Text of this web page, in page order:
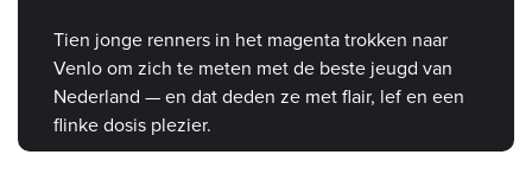
Tien jonge renners in het magenta trokken naar
Venlo om zich te meten met de beste jeugd van
Nederland — en dat deden ze met flair, lef en een
flinke dosis plezier.